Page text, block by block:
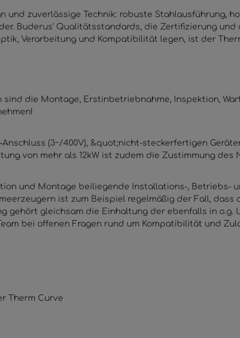
und zuverlässige Technik: robuste Stahlausführung,
Buderus' Qualitätsstandards, die Zertifizierung
Verarbeitung und Kompatibilität legen, ist der
sind die Montage, Erstinbetriebnahme, Inspektion,
(3~/400V), &quot;nicht-steckerfertigen
von mehr als 12kW ist zudem die Zustimmung des
und Montage beiliegende Installations-, Betriebs-
ist zum Beispiel regelmäßig der Fall,
gehört gleichsam die Einhaltung der ebenfalls in
bei offenen Fragen rund um Kompatibilität und
Therm Curve